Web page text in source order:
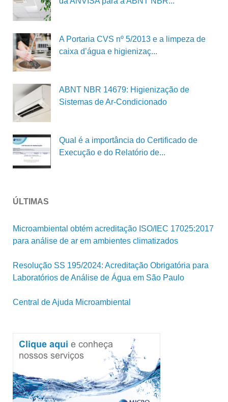
A Portaria CVS nº 5/2013 e a limpeza de
caixa d’água e higienizaç...
ABNT NBR 14679: Higienização de
Sistemas de Ar-Condicionado
Qual é a importância do Certificado de
Execução e do Relatório de...
ÚLTIMAS
Microambiental obtém acreditação ISO/IEC 17025:2017
para análise de ar em ambientes climatizados
Resolução SS 195/2024: Acreditação Obrigatória para
Laboratórios de Análise de Água em São Paulo
Central de Ajuda Microambiental